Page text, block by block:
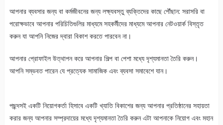
আপনার ব্যবসার জন্য বা কর্মজীবনের জন্য লক্ষ্যবস্তু ব্যক্তিদের কাছে পৌঁছান: সরাসরি বা
পরোক্ষভাবে আপনার পরিচিতিগুলির মাধ্যমে সহকর্মীদের মাধ্যমে আপনার নেটওয়ার্ক বিস্তৃত
করুন যা আপনি নিজের দ্বারা বিকাশ করতে পারবেন না।
আপনার প্রোফাইল উত্থাপন করে আপনার শিল্প বা পেশা মধ্যে দৃশ্যমানতা তৈরি করুন।
আপনি সম্ভবত পারেন যে প্রত্যেক সামাজিক এবং ব্যবসা সমাবেশে যান।
পছন্দসই একটি নিয়োগকর্তা হিসাবে একটি খ্যাতি বিকাশের জন্য আপনার প্রতিষ্ঠানের সহায়তা
করার জন্য আপনার সম্প্রদায়ের মধ্যে দৃশ্যমানতা তৈরি করুন এটা আপনাকে নিয়োগ এবং মহান